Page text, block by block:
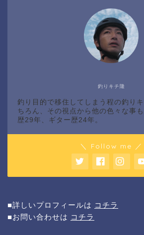
釣りキチ隆
釣り目的で移住してしまう程の釣り
ちろん、その視点から他の色々な事
歴29年、ギター歴24年。
＼ Follow me ／
■詳しいプロフィールは コチラ
■お問い合わせは コチラ